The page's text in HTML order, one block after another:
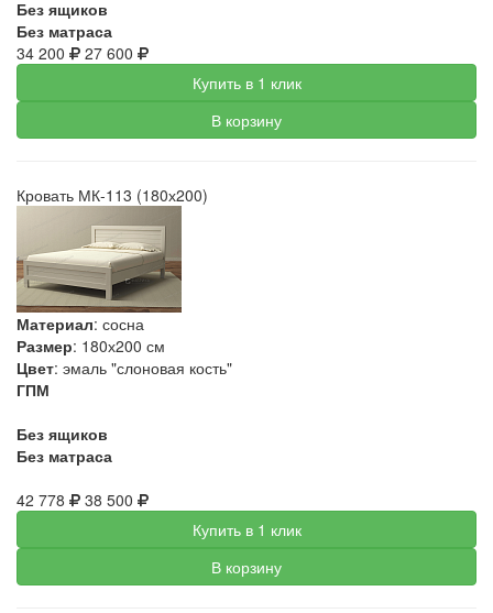
Без ящиков
Без матраса
34 200
27 600
Купить в 1 клик
В корзину
Кровать МК-113 (180х200)
Материал: сосна
Размер: 180х200 см
Цвет: эмаль "слоновая кость"
ГПМ
Без ящиков
Без матраса
42 778
38 500
Купить в 1 клик
В корзину